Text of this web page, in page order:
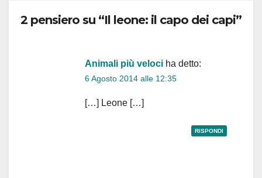
2 pensiero su “Il leone: il capo dei capi”
Animali più veloci ha detto:
6 Agosto 2014 alle 12:35
[…] Leone […]
RISPONDI